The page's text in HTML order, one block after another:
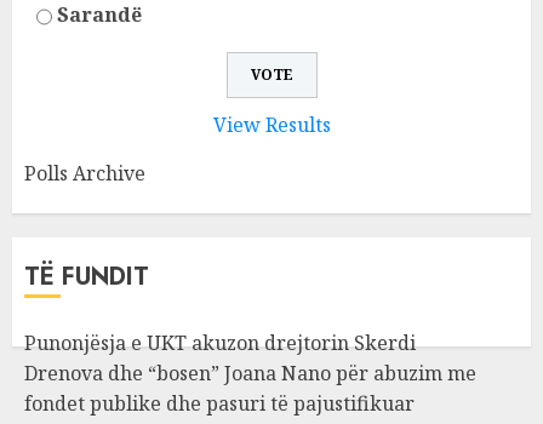
Sarandë
View Results
Polls Archive
TË FUNDIT
Punonjësja e UKT akuzon drejtorin Skerdi
Drenova dhe “bosen” Joana Nano për abuzim me
fondet publike dhe pasuri të pajustifikuar